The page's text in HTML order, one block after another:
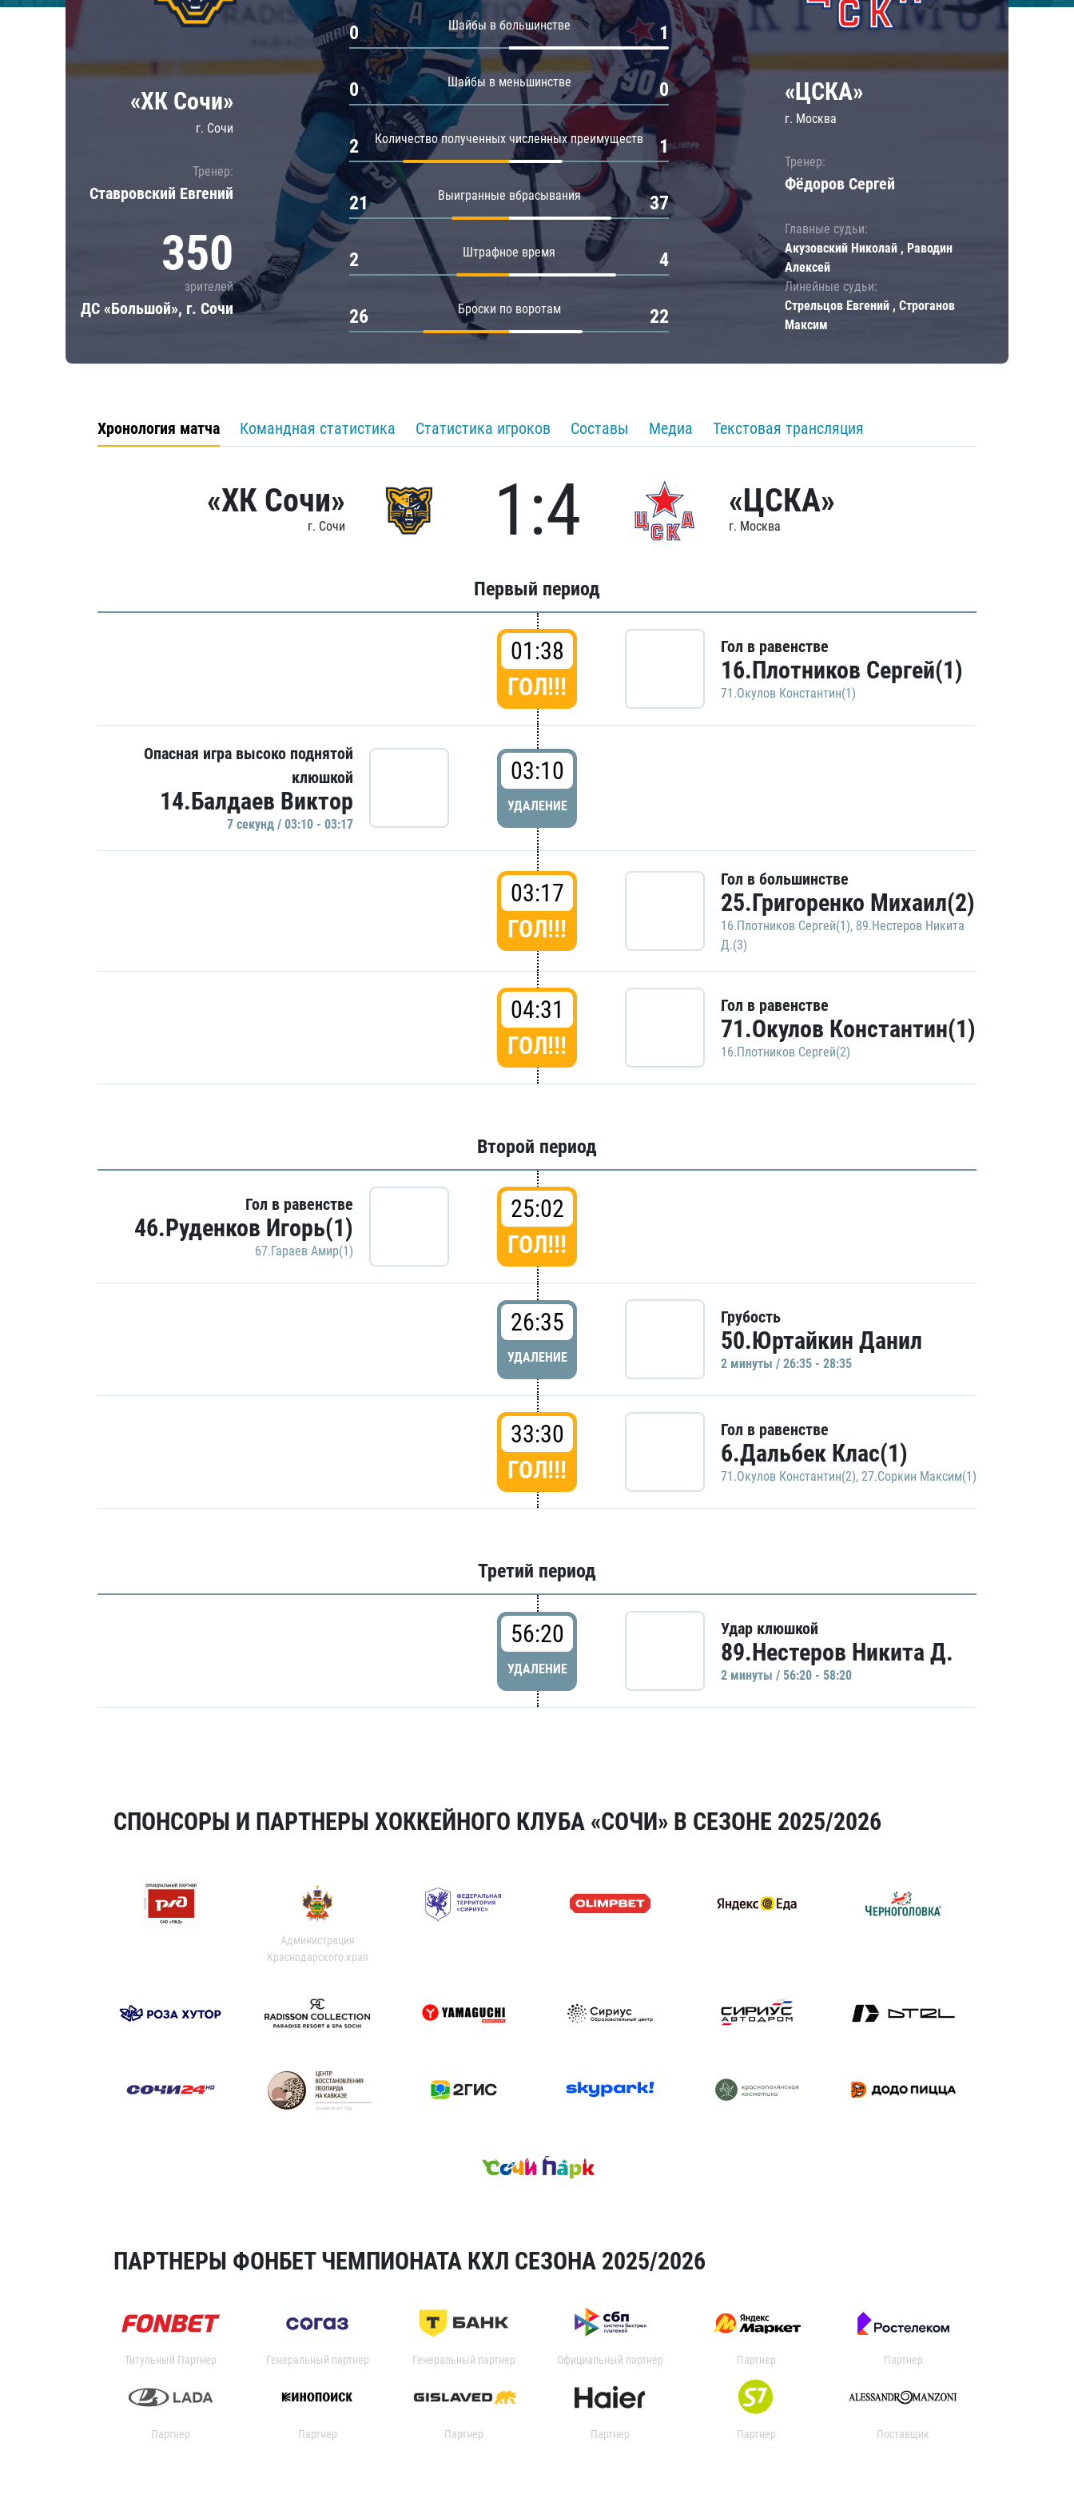
Локомотив
ЦСКА
Шанхайские Драконы
Амур
Барыс
Салават Юлаев
«ХК Сочи»
г. Сочи
Тренер:
Ставровский Евгений
350
зрителей
ДС «Большой», г. Сочи
Шайбы в большинстве
0 1
Шайбы в меньшинстве
0 0
Количество полученных численных преимуществ
2 1
Выигранные вбрасывания
21 37
Штрафное время
2 4
Броски по воротам
26 22
«ЦСКА»
г. Москва
Тренер:
Фёдоров Сергей
Главные судьи:
Акузовский Николай , Раводин
Алексей
Линейные судьи:
Стрельцов Евгений , Строганов
Максим
Хронология матча Командная статистика Статистика игроков Составы Медиа Текстовая трансляция
«ХК Сочи»
г. Сочи 1:4 «ЦСКА»
г. Москва
Первый период
01:38
ГОЛ!!!
Гол в равенстве
16.Плотников Сергей(1)
71.Окулов Константин(1)
Опасная игра высоко поднятой
клюшкой
14.Балдаев Виктор
7 секунд / 03:10 - 03:17
03:10
УДАЛЕНИЕ
03:17
ГОЛ!!!
Гол в большинстве
25.Григоренко Михаил(2)
16.Плотников Сергей(1), 89.Нестеров Никита
Д.(3)
04:31
ГОЛ!!!
Гол в равенстве
71.Окулов Константин(1)
16.Плотников Сергей(2)
Второй период
Гол в равенстве
46.Руденков Игорь(1)
67.Гараев Амир(1)
25:02
ГОЛ!!!
26:35
УДАЛЕНИЕ
Грубость
50.Юртайкин Данил
2 минуты / 26:35 - 28:35
33:30
ГОЛ!!!
Гол в равенстве
6.Дальбек Клас(1)
71.Окулов Константин(2), 27.Соркин Максим(1)
Третий период
56:20
УДАЛЕНИЕ
Удар клюшкой
89.Нестеров Никита Д.
2 минуты / 56:20 - 58:20
СПОНСОРЫ И ПАРТНЕРЫ ХОККЕЙНОГО КЛУБА «СОЧИ» В СЕЗОНЕ 2025/2026
Администрация
Краснодарского края
ПАРТНЕРЫ ФОНБЕТ ЧЕМПИОНАТА КХЛ СЕЗОНА 2025/2026
Титульный Партнер Генеральный партнер Генеральный партнер Официальный партнер Партнер Партнер
Партнер Партнер Партнер Партнер Партнер Поставщик